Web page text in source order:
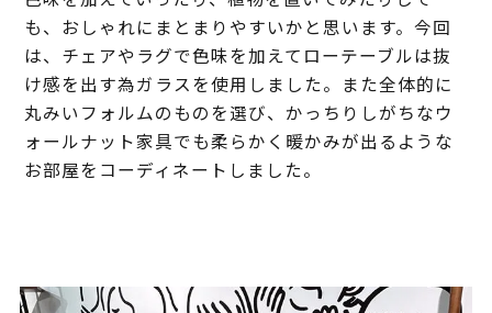
も、おしゃれにまとまりやすいかと思います。今回
は、チェアやラグで色味を加えてローテーブルは抜
け感を出す為ガラスを使用しました。また全体的に
丸みいフォルムのものを選び、かっちりしがちなウ
ォールナット家具でも柔らかく暖かみが出るような
お部屋をコーディネートしました。